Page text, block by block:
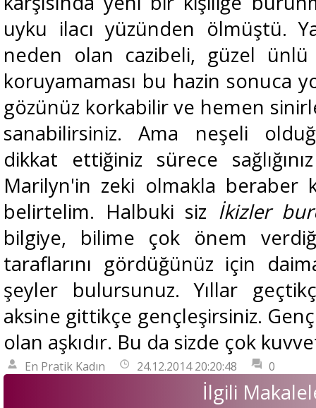
uyku ilacı yüzünden ölmüştü.
neden olan cazibeli, güzel ünlü
koruyamaması bu hazin sonuca
gözünüz korkabilir ve hemen
sanabilirsiniz. Ama neşeli
dikkat ettiğiniz sürece
Marilyn'in zeki olmakla beraber
belirtelim. Halbuki siz İkizler
bilgiye, bilime çok önem
taraflarını gördüğünüz için
şeyler bulursunuz. Yıllar
aksine gittikçe gençleşirsiniz.
olan aşkıdır. Bu da sizde çok
En Pratik Kadın 24.12.2014 20:20:48 0
İlgili